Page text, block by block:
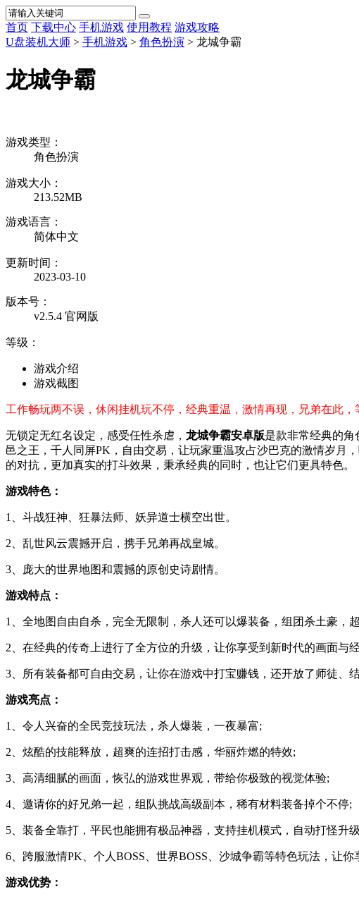
首页 下载中心 手机游戏 使用教程 游戏攻略
U盘装机大师 > 手机游戏 > 角色扮演 > 龙城争霸
龙城争霸
游戏类型：
角色扮演
游戏大小：
213.52MB
游戏语言：
简体中文
更新时间：
2023-03-10
版本号：
v2.5.4 官网版
等级：
游戏介绍
游戏截图
工作畅玩两不误，休闲挂机玩不停，经典重温，激情再现，兄弟在此
无锁定无红名设定，感受任性杀虐， 龙城争霸安卓版是款非常经典的
邑之王，千人同屏PK，自由交易，让玩家重温攻占沙巴克的激情岁月
的对抗，更加真实的打斗效果，秉承经典的同时，也让它们更具特色。
游戏特色：
1、斗战狂神、狂暴法师、妖异道士横空出世。
2、乱世风云震撼开启，携手兄弟再战皇城。
3、庞大的世界地图和震撼的原创史诗剧情。
游戏特点：
1、全地图自由自杀，完全无限制，杀人还可以爆装备，组团杀土豪，
2、在经典的传奇上进行了全方位的升级，让你享受到新时代的画面与
3、所有装备都可自由交易，让你在游戏中打宝赚钱，还开放了师徒、
游戏亮点：
1、令人兴奋的全民竞技玩法，杀人爆装，一夜暴富;
2、炫酷的技能释放，超爽的连招打击感，华丽炸燃的特效;
3、高清细腻的画面，恢弘的游戏世界观，带给你极致的视觉体验;
4、邀请你的好兄弟一起，组队挑战高级副本，稀有材料装备掉个不停;
5、装备全靠打，平民也能拥有极品神器，支持挂机模式，自动打怪升
6、跨服激情PK、个人BOSS、世界BOSS、沙城争霸等特色玩法，让
游戏优势：